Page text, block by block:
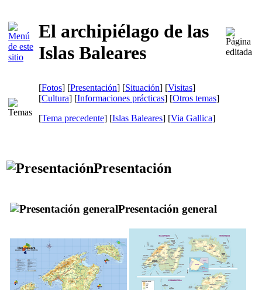
El archipiélago de las
Islas Baleares
[Fotos] [Presentación] [Situación] [Visitas]
[Cultura] [Informaciones prácticas] [Otros temas]
[Tema precedente] [Islas Baleares] [Via Gallica]
Presentación
Presentación general